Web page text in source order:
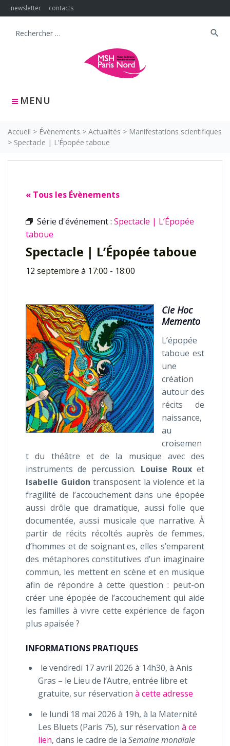
Skip
to
newsletter contacts
MENU
Search
search
Accueil > Évènements > Actualités > Manifestations scientifiques
> Spectacle | L’Épopée taboue
« Tous les Évènements
Série d'événement : Spectacle | L’Épopée
taboue
Spectacle | L’Épopée taboue
12 septembre à 17:00 - 18:00
Cie Hoc
Memento
L’épopée
taboue est
une
création
autour des
récits de
naissance,
au
croisemen
t du théâtre et de la musique avec des
instruments de percussion. Louise Rouxet
Isabelle Guidon transposent la violence et la
fragilité de l’accouchement dans une épopée
aussi drôle que dramatique, aussi folle que
documentée, aussi musicale que narrative. À
partir de récits récoltés auprès de femmes,
d’hommes et de soignant·es, elles s’emparent
des métaphores constitutives d’un imaginaire
commun, les mettent en scène et en musique
afin de répondre à cette question : peut-on
créer une épopée de l’accouchement qui aide
les familles à vivre cette expérience de façon
plus apaisée ?
INFORMATIONS PRATIQUES
le vendredi 17 avril 2026 à 14h30, à Anis
Gras – le Lieu de l’Autre, entrée libre et
gratuite, sur réservation à cette adresse
le lundi 18 mai 2026 à 19h, à la Maternité
Les Bluets (Paris 75), sur réservation à ce
lien, dans le cadre de la Semaine mondiale